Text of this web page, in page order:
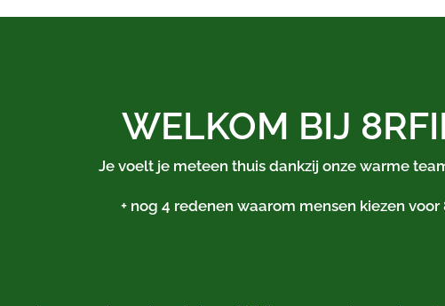
WELKOM BIJ
Je voelt je meteen thuis dankzij onze warme
+ nog 4 redenen waarom mensen kiezen voor